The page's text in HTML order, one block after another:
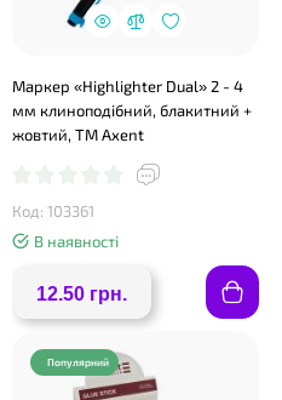
Маркер «Highlighter Dual» 2 - 4
мм клиноподібний, блакитний +
жовтий, TM Axent
Код: 103361
В наявності
12.50 грн.
Популярний